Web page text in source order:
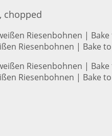
chopped
Riesenbohnen | Bake
Riesenbohnen | Bake